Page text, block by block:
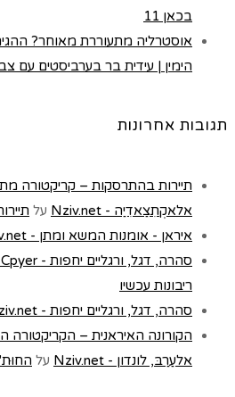
בכאן 11
אוסטרליה מתעוררת מאוחר?
הימין | עידית בר בערביסטים עם
תגובות אחרונות
תיירות בהתרסקות – קריקטורה
אלאקְתִצַאדִיַה - Nziv.net
על
איראן - אומנות המשא ומתן - Nziv.net
סהרה, דגל, ורגליים יחפות - Nziv.net - Cpyer חדשות
ריבונות עכשיו
סהרה, דגל, ורגליים יחפות - Nziv.net
הקורונה האיראנית – הקריקטורה
אלעַרַבּ, לונדון - Nziv.net
על